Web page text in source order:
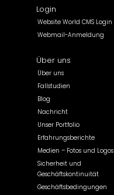
Login
Website World CMS Login
Webmail-Anmeldung
Über uns
Über uns
Fallstudien
Blog
Nachricht
Unser Portfolio
Erfahrungsberichte
Medien – Fotos und Logos
Sicherheit und
Geschäftskontinuität
Geschäftsbedingungen